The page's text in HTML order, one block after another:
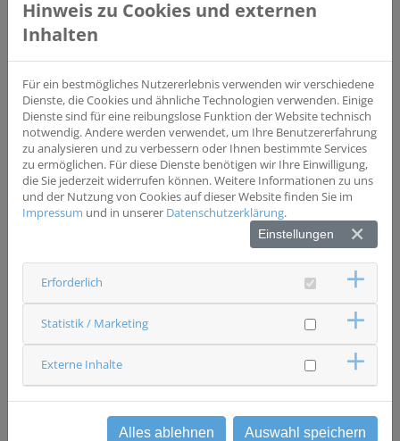
teilnahmeberechtigt sind Patienten mit GBM nach
vorheriger Chemoradiotherapie oder sekundärem GBM
Jahre
Biomarker
_EB1
Wesentliche Ausschlusskriterien
- kein vorhandenes Tumormaterial - Blutdruck-
Kombinationsbehandlung mit mehr als zwei
blutdrucksenkenden Medikamenten - Progress der
Tumorerkrankung < 12 Wochen nach
Stahlentherapieende
Status
Studie beendet
Ansprechpartner & Kontakt
Studienzentrale
0941 94418744
neuroonkologie(at)ukr.de
Hinweis zu Cookies und externen
Inhalten
Für ein bestmögliches Nutzererlebnis verwenden wir verschiedene
Dienste, die Cookies und ähnliche Technologien verwenden. Einige
Dienste sind für eine reibungslose Funktion der Website technisch
notwendig. Andere werden verwendet, um Ihre Benutzererfahrung
zu analysieren und zu verbessern oder Ihnen bestimmte Services
zu ermöglichen. Für diese Dienste benötigen wir Ihre Einwilligung,
die Sie jederzeit widerrufen können. Weitere Informationen zu uns
und der Nutzung von Cookies auf dieser Website finden Sie im
Impressum und in unserer Datenschutzerklärung.
Einstellungen
Erforderlich
Statistik / Marketing
Externe Inhalte
Alles ablehnen Auswahl speichern